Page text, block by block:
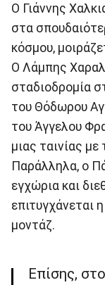
Ο Γιάννης
στα
κόσμου,
Ο Λάμπης
σταδιοδρομία
του Θόδωρου
του Άγγελου
μιας ταινίας με
Παράλληλα, ο
εγχώρια και
επιτυγχάνεται
μοντάζ.
Επίσης,